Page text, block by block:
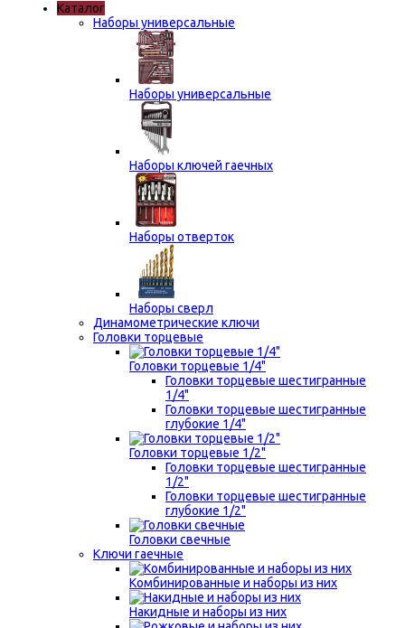
Каталог
Наборы универсальные
Наборы универсальные
Наборы ключей гаечных
Наборы отверток
Наборы сверл
Динамометрические ключи
Головки торцевые
Головки торцевые 1/4"
Головки торцевые шестигранные
1/4"
Головки торцевые шестигранные
глубокие 1/4"
Головки торцевые 1/2"
Головки торцевые шестигранные
1/2"
Головки торцевые шестигранные
глубокие 1/2"
Головки свечные
Ключи гаечные
Комбинированные и наборы из них
Накидные и наборы из них